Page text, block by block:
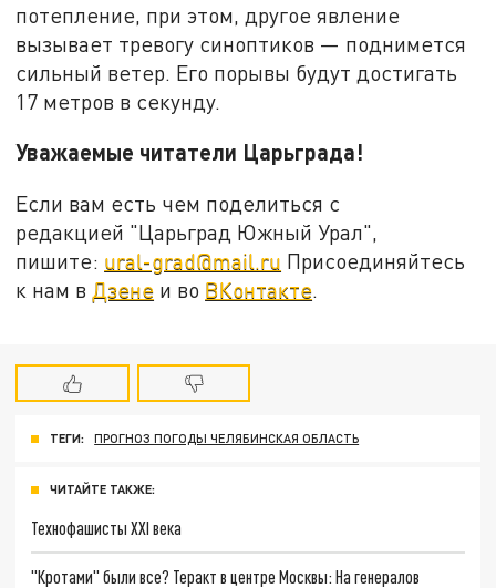
потепление, при этом, другое явление
вызывает тревогу синоптиков — поднимется
сильный ветер. Его порывы будут достигать
17 метров в секунду.
Уважаемые читатели Царьграда!
Если вам есть чем поделиться с
редакцией "Царьград Южный Урал",
пишите: ural-grad@mail.ru Присоединяйтесь
к нам в Дзене и во ВКонтакте.
ТЕГИ: ПРОГНОЗ ПОГОДЫ ЧЕЛЯБИНСКАЯ ОБЛАСТЬ
ЧИТАЙТЕ ТАКЖЕ:
Технофашисты XXI века
"Кротами" были все? Теракт в центре Москвы: На генералов